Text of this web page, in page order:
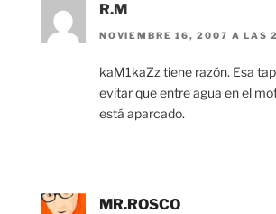
R.M
NOVIEMBRE 16, 2007 A LAS
kaM1kaZz tiene razón. Esa
evitar que entre agua en el
está aparcado.
MR.ROSCO